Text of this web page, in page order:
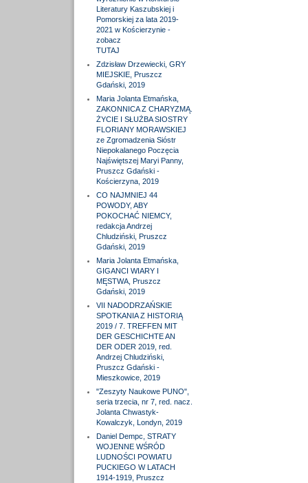
Literatury Kaszubskiej i
Pomorskiej za lata 2019-
2021 w Kościerzynie -
zobacz
TUTAJ
Zdzisław Drzewiecki, GRY
MIEJSKIE, Pruszcz
Gdański, 2019
Maria Jolanta Etmańska,
ZAKONNICA Z CHARYZMĄ.
ŻYCIE I SŁUŻBA SIOSTRY
FLORIANY MORAWSKIEJ
ze Zgromadzenia Sióstr
Niepokalanego Poczęcia
Najświętszej Maryi Panny,
Pruszcz Gdański -
Kościerzyna, 2019
CO NAJMNIEJ 44
POWODY, ABY
POKOCHAĆ NIEMCY,
redakcja Andrzej
Chludziński, Pruszcz
Gdański, 2019
Maria Jolanta Etmańska,
GIGANCI WIARY I
MĘSTWA, Pruszcz
Gdański, 2019
VII NADODRZAŃSKIE
SPOTKANIA Z HISTORIĄ
2019 / 7. TREFFEN MIT
DER GESCHICHTE AN
DER ODER 2019, red.
Andrzej Chludziński,
Pruszcz Gdański -
Mieszkowice, 2019
"Zeszyty Naukowe PUNO",
seria trzecia, nr 7, red. nacz.
Jolanta Chwastyk-
Kowalczyk, Londyn, 2019
Daniel Dempc, STRATY
WOJENNE WŚRÓD
LUDNOŚCI POWIATU
PUCKIEGO W LATACH
1914-1919, Pruszcz